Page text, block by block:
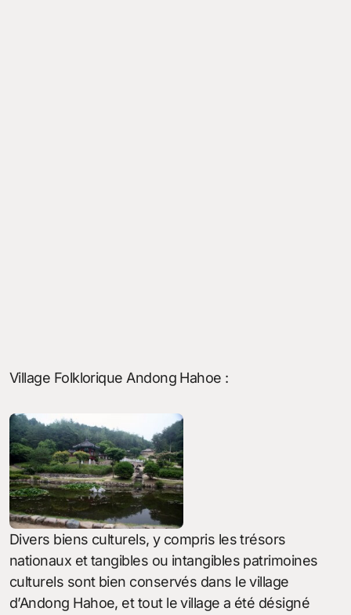
Village Folklorique Andong Hahoe :
Divers biens culturels, y compris les trésors
nationaux et tangibles ou intangibles patrimoines
culturels sont bien conservés dans le village
d’Andong Hahoe, et tout le village a été désigné